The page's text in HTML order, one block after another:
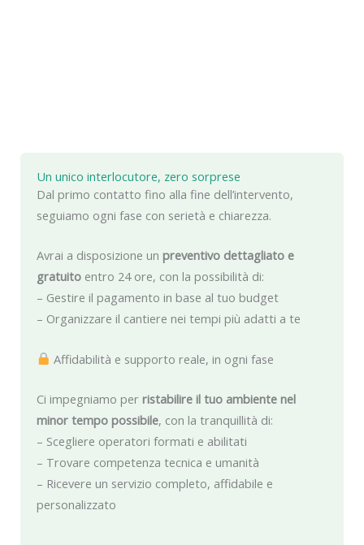
Un unico interlocutore, zero sorprese
Dal primo contatto fino alla fine dell’intervento,
seguiamo ogni fase con serietà e chiarezza.
Avrai a disposizione un preventivo dettagliato e
gratuito entro 24 ore, con la possibilità di:
– Gestire il pagamento in base al tuo budget
– Organizzare il cantiere nei tempi più adatti a te
Affidabilità e supporto reale, in ogni fase
Ci impegniamo per ristabilire il tuo ambiente nel
minor tempo possibile, con la tranquillità di:
– Scegliere operatori formati e abilitati
– Trovare competenza tecnica e umanità
– Ricevere un servizio completo, affidabile e
personalizzato